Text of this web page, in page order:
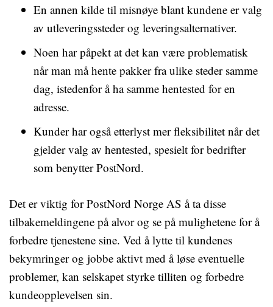
En annen kilde til misnøye blant kundene er valg
av utleveringssteder og leveringsalternativer.
Noen har påpekt at det kan være problematisk
når man må hente pakker fra ulike steder samme
dag, istedenfor å ha samme hentested for en
adresse.
Kunder har også etterlyst mer fleksibilitet når det
gjelder valg av hentested, spesielt for bedrifter
som benytter PostNord.
Det er viktig for PostNord Norge AS å ta disse
tilbakemeldingene på alvor og se på mulighetene for å
forbedre tjenestene sine. Ved å lytte til kundenes
bekymringer og jobbe aktivt med å løse eventuelle
problemer, kan selskapet styrke tilliten og forbedre
kundeopplevelsen sin.